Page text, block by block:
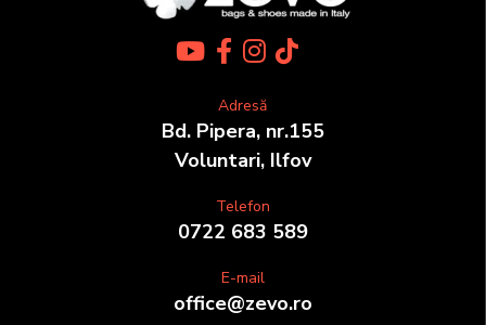
Adresă
Bd. Pipera, nr.155
Voluntari, Ilfov
Telefon
0722 683 589
E-mail
office@zevo.ro